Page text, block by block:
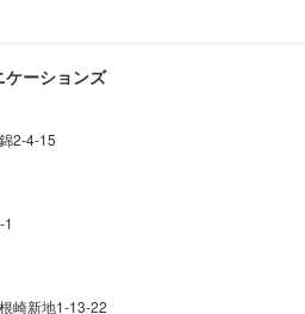
ーションズ
2-4-15
崎新地1-13-22